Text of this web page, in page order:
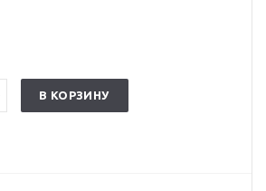
В КОРЗИНУ